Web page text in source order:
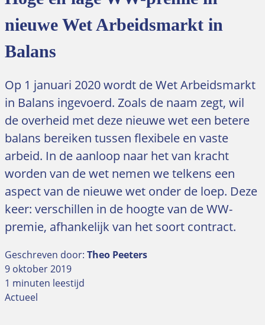
nieuwe Wet Arbeidsmarkt in
Balans
Op 1 januari 2020 wordt de Wet Arbeidsmarkt
in Balans ingevoerd. Zoals de naam zegt, wil
de overheid met deze nieuwe wet een betere
balans bereiken tussen flexibele en vaste
arbeid. In de aanloop naar het van kracht
worden van de wet nemen we telkens een
aspect van de nieuwe wet onder de loep. Deze
keer: verschillen in de hoogte van de WW-
premie, afhankelijk van het soort contract.
Geschreven door: Theo Peeters
9 oktober 2019
1 minuten leestijd
Actueel